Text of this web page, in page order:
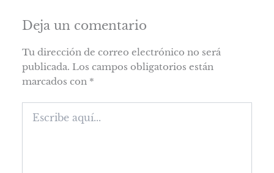
Deja un comentario
Tu dirección de correo electrónico no será
publicada. Los campos obligatorios están
marcados con *
aquí...